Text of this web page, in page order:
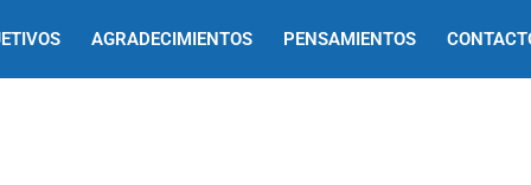
AGRADECIMIENTOS PENSAMIENTOS